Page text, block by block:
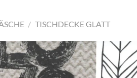
/ TISCHDECKE GLATT